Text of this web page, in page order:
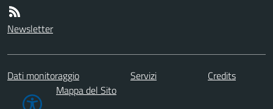
Newsletter
Dati monitoraggio Servizi
Credits
Mappa del Sito